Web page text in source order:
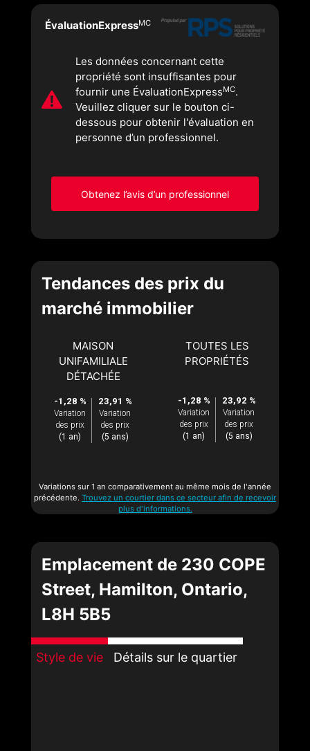
ÉvaluationExpressMC
Les données concernant cette
propriété sont insuffisantes pour
fournir une ÉvaluationExpressMC.
Veuillez cliquer sur le bouton ci-
dessous pour obtenir l'évaluation en
personne d’un professionnel.
Obtenez l’avis d’un professionnel
Tendances des prix du
marché immobilier
MAISON
UNIFAMILIALE
DÉTACHÉE
-1,28 %
Variation
des prix
(1 an)
23,91 %
Variation
des prix
(5 ans)
TOUTES LES
PROPRIÉTÉS
-1,28 %
Variation
des prix
(1 an)
23,92 %
Variation
des prix
(5 ans)
Variations sur 1 an comparativement au même mois de l'année
précédente. Trouvez un courtier dans ce secteur afin de recevoir
plus d'informations.
Emplacement de 230 COPE
Street, Hamilton, Ontario,
L8H 5B5
Style de vie Détails sur le quartier